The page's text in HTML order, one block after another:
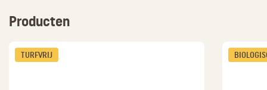
Producten
TURFVRIJ